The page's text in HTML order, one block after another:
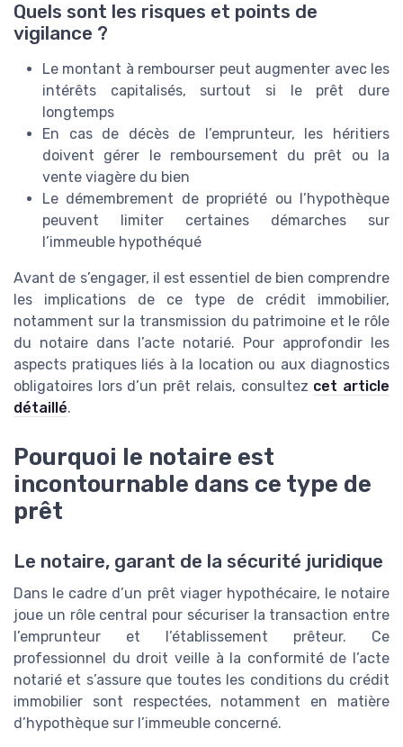
Quels sont les risques et points de
vigilance ?
Le montant à rembourser peut augmenter avec les
intérêts capitalisés, surtout si le prêt dure
longtemps
En cas de décès de l’emprunteur, les héritiers
doivent gérer le remboursement du prêt ou la
vente viagère du bien
Le démembrement de propriété ou l’hypothèque
peuvent limiter certaines démarches sur
l’immeuble hypothéqué
Avant de s’engager, il est essentiel de bien comprendre
les implications de ce type de crédit immobilier,
notamment sur la transmission du patrimoine et le rôle
du notaire dans l’acte notarié. Pour approfondir les
aspects pratiques liés à la location ou aux diagnostics
obligatoires lors d’un prêt relais, consultez cet article
détaillé.
Pourquoi le notaire est
incontournable dans ce type de
prêt
Le notaire, garant de la sécurité juridique
Dans le cadre d’un prêt viager hypothécaire, le notaire
joue un rôle central pour sécuriser la transaction entre
l’emprunteur et l’établissement prêteur. Ce
professionnel du droit veille à la conformité de l’acte
notarié et s’assure que toutes les conditions du crédit
immobilier sont respectées, notamment en matière
d’hypothèque sur l’immeuble concerné.